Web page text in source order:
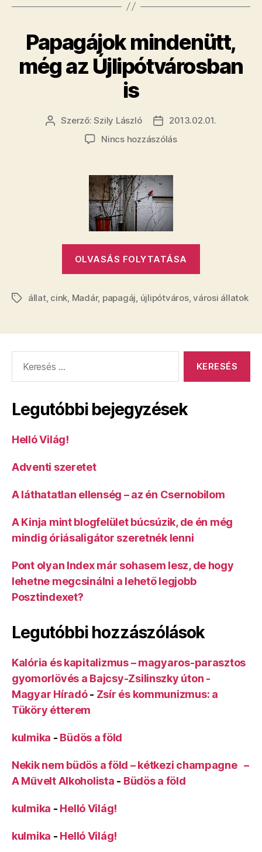
Papagájok mindenütt,
még az Újlipótvárosban
is
Bejegyzés
Szerző:Szily László
Bejegyzés
dátuma
2013.02.01.
Nincs hozzászólása(z)
OLVASÁS FOLYTATÁSA
az
is”
Címkék
állat, cink, Madár, papagáj, újlipótváros,városi állatok
Legutóbbi bejegyzések
Helló Világ!
Adventi szeretet
A láthatatlan ellenség – az én Csernobilom
A Kinja mint blogfelület búcsúzik, de én még
mindig óriásaligátor szeretnék lenni
Pont olyan Index már sohasem lesz, de hogy
lehetne megcsinálni a lehető legjobb
Posztindexet?
Legutóbbi hozzászólások
Kalória és kapitalizmus – magyaros-parasztos
gyomorlövés a Bajcsy-Zsilinszky úton -
Magyar Híradó- Zsír és kommunizmus: a
Tüköry étterem
kulmika - Büdös a föld
Nekik nem büdös a föld – kétkezi champagne –
A Művelt Alkoholista - Büdös a föld
kulmika - Helló Világ!
kulmika - Helló Világ!